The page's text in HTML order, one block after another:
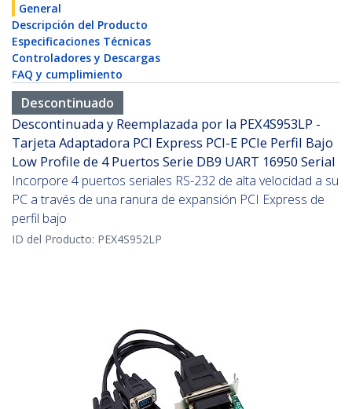
General
Descripción del Producto
Especificaciones Técnicas
Controladores y Descargas
FAQ y cumplimiento
Descontinuado
Descontinuada y Reemplazada por la PEX4S953LP -
Tarjeta Adaptadora PCI Express PCI-E PCIe Perfil Bajo
Low Profile de 4 Puertos Serie DB9 UART 16950 Serial
Incorpore 4 puertos seriales RS-232 de alta velocidad a su
PC a través de una ranura de expansión PCI Express de
perfil bajo
ID del Producto: PEX4S952LP